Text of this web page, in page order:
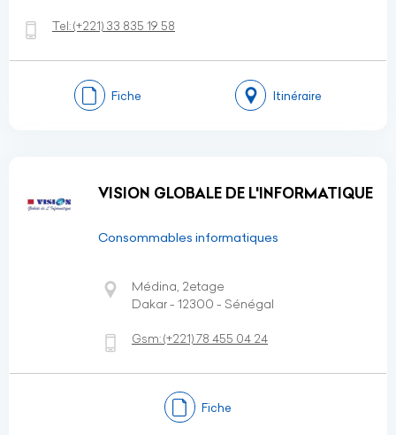
Tel:(+221) 33 835 19 58
Fiche Itinéraire
VISION GLOBALE DE L'INFORMATIQUE
Consommables informatiques
Médina, 2etage
Dakar - 12300 - Sénégal
Gsm:(+221)78 455 04 24
Fiche